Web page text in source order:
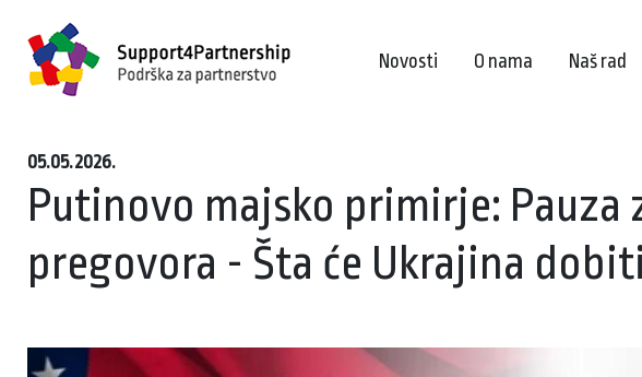
Novosti O nama Naš rad
05.05.2026.
Putinovo majsko primirje: Pauza
pregovora - Šta će Ukrajina